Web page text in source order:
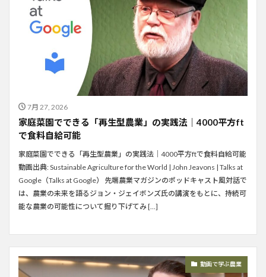
7月 27, 2026
家庭菜園でできる「再生型農業」の実践法｜4000平方ft
で食料自給可能
家庭菜園でできる「再生型農業」の実践法｜4000平方ftで食料自給可能
動画出典: Sustainable Agriculture for the World | John Jeavons | Talks at
Google（Talks at Google） 先端農業マガジンのポッドキャスト風対話で
は、農業の未来を語るジョン・ジェイボンズ氏の講演をもとに、持続可
能な農業の可能性について掘り下げてみ […]
動画で学ぶ農業